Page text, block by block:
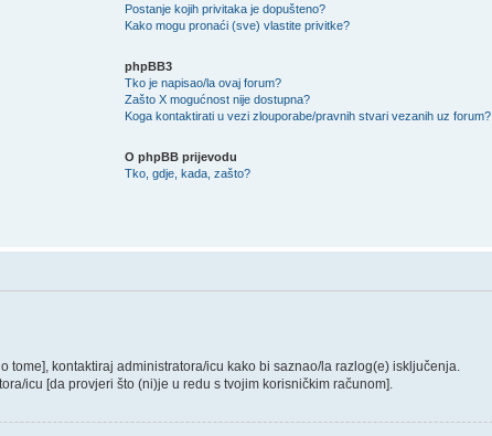
Postanje kojih privitaka je dopušteno?
Kako mogu pronaći (sve) vlastite privitke?
phpBB3
Tko je napisao/la ovaj forum?
Zašto X mogućnost nije dostupna?
Koga kontaktirati u vezi zlouporabe/pravnih stvari vezanih uz forum?
O phpBB prijevodu
Tko, gdje, kada, zašto?
kontaktiraj administratora/icu kako bi saznao/la razlog(e) isključenja.
icu [da provjeri što (ni)je u redu s tvojim korisničkim računom].